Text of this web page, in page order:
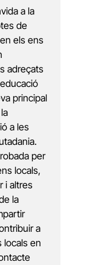
a la
de
els ens
adreçats
principal
a les
per
locals,
i altres
la
a
locals en